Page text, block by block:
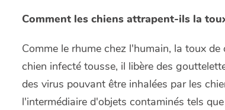
Comment les chiens attrapent-ils la
Comme le rhume chez l'humain, la toux
chien infecté tousse, il libère des
des virus pouvant être inhalées par les
l'intermédiaire d'objets contaminés tels